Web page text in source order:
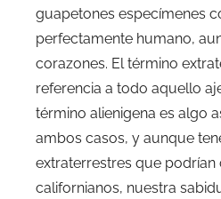
guapetones especímenes
perfectamente humano,
corazones. El término
referencia a todo aquello
término alienigena es algo
ambos casos, y aunque
extraterrestres que podrían
californianos, nuestra